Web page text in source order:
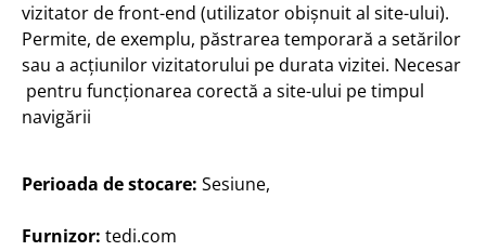
Scriere
30 bucăți, DIN lung fără
adeziv umed
vizitator de front-end (utilizator obișnuit al site-ului).
Permite, de exemplu, păstrarea temporară a setărilor
sau a acțiunilor vizitatorului pe durata vizitei. Necesar
pentru funcționarea corectă a site-ului pe timpul
navigării
Perioada de stocare: Sesiune,
Furnizor: tedi.com